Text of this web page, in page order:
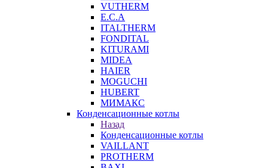
VUTHERM
E.C.A
ITALTHERM
FONDITAL
KITURAMI
MIDEA
HAIER
MOGUCHI
HUBERT
МИМАКС
Конденсационные котлы
Назад
Конденсационные котлы
VAILLANT
PROTHERM